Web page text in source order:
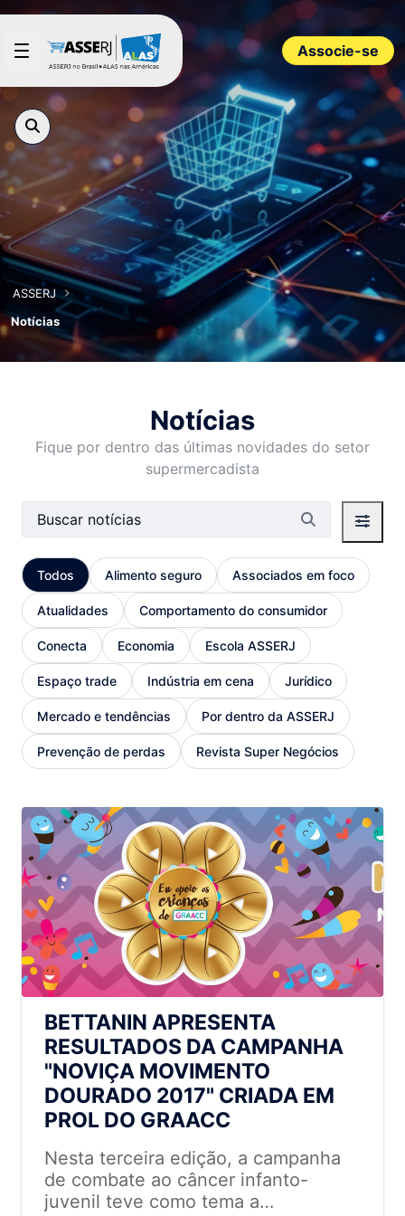
Pular para o Conteúdo principal
Associe-se
ASSERJ
Notícias
Notícias
Fique por dentro das últimas novidades do setor
supermercadista
Barra de busca
Todos Alimento seguro Associados em foco
Atualidades Comportamento do consumidor
Conecta Economia Escola ASSERJ
Espaço trade Indústria em cena Jurídico
Mercado e tendências Por dentro da ASSERJ
Prevenção de perdas Revista Super Negócios
BETTANIN APRESENTA
RESULTADOS DA CAMPANHA
"NOVIÇA MOVIMENTO
DOURADO 2017" CRIADA EM
PROL DO GRAACC
Nesta terceira edição, a campanha
de combate ao câncer infanto-
juvenil teve como tema a